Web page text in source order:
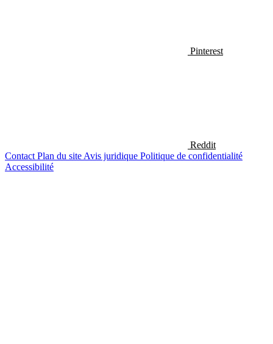
Pinterest
Reddit
Contact Plan du site Avis juridique Politique de confidentialité
Accessibilité